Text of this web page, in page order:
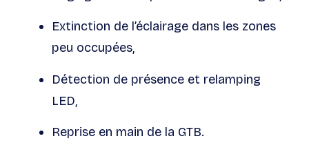
Extinction de l’éclairage dans les zones
peu occupées,
Détection de présence et relamping
LED,
Reprise en main de la GTB.